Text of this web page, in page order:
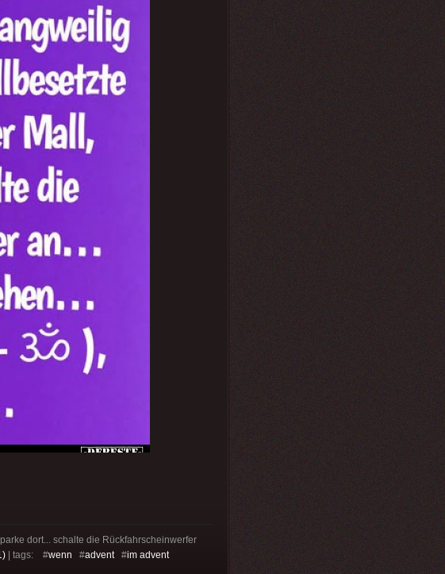
dort... schalte die Rückfahrscheinwerfer
| tags: #wenn #advent#im advent